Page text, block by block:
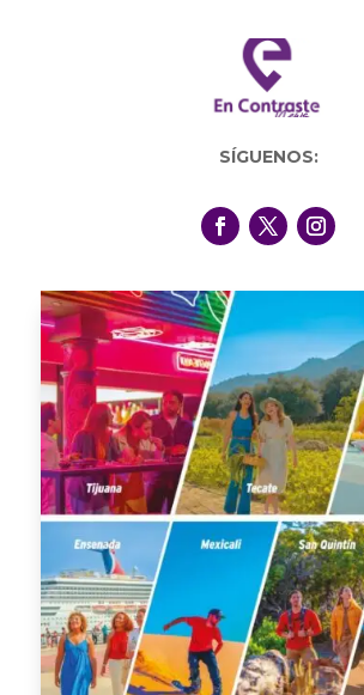
SÍGUENOS: